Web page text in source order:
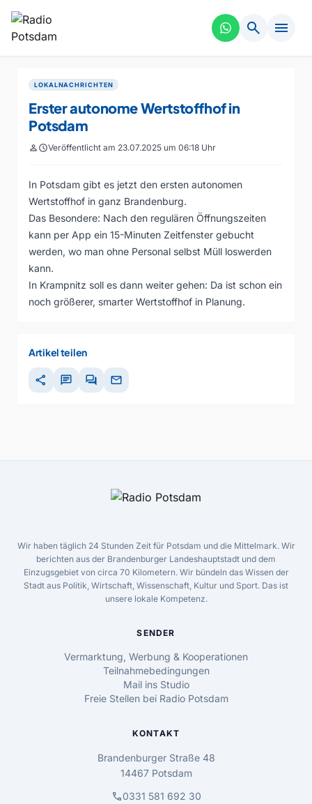
search menu
LOKALNACHRICHTEN
Erster autonome Wertstoffhof in
Potsdam
personscheduleVeröffentlicht am 23.07.2025 um 06:18 Uhr
In Potsdam gibt es jetzt den ersten autonomen
Wertstoffhof in ganz Brandenburg.
Das Besondere: Nach den regulären Öffnungszeiten
kann per App ein 15-Minuten Zeitfenster gebucht
werden, wo man ohne Personal selbst Müll loswerden
kann.
In Krampnitz soll es dann weiter gehen: Da ist schon ein
noch größerer, smarter Wertstoffhof in Planung.
Artikel teilen
share chat forum mail
Wir haben täglich 24 Stunden Zeit für Potsdam und die Mittelmark. Wir
berichten aus der Brandenburger Landeshauptstadt und dem
Einzugsgebiet von circa 70 Kilometern. Wir bündeln das Wissen der
Stadt aus Politik, Wirtschaft, Wissenschaft, Kultur und Sport. Das ist
unsere lokale Kompetenz.
SENDER
Vermarktung, Werbung & Kooperationen
Teilnahmebedingungen
Mail ins Studio
Freie Stellen bei Radio Potsdam
KONTAKT
Brandenburger Straße 48
14467 Potsdam
call0331 581 692 30